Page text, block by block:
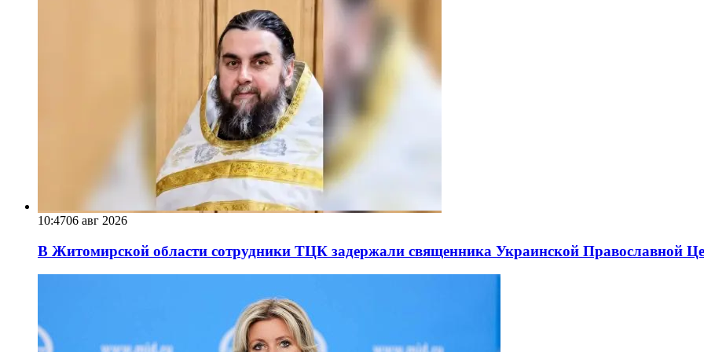
10:4706 авг 2026
В Житомирской области сотрудники ТЦК задержали священника Украинской Православной